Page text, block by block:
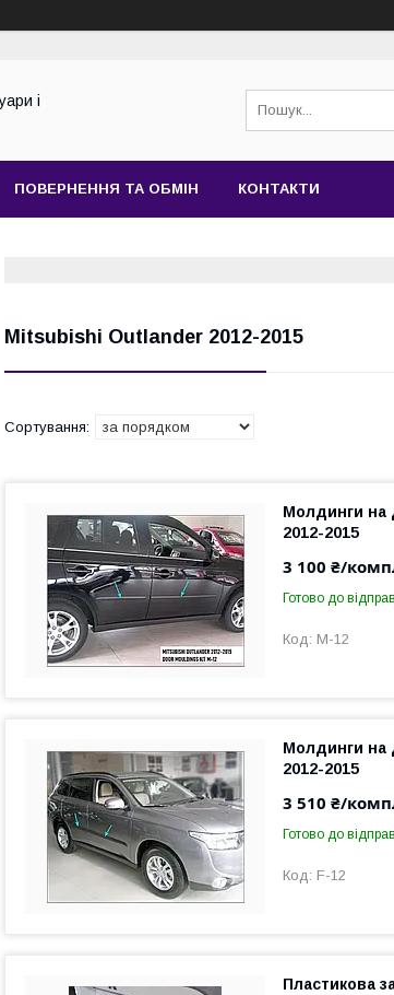
і
ПОВЕРНЕННЯ ТА ОБМІН КОНТАКТИ
Mitsubishi Outlander 2012-2015
Молдинги на
2012-2015
3 100 ₴/
Готово до
M-12
Молдинги на
2012-2015
3 510 ₴/
Готово до
F-12
Пластикова